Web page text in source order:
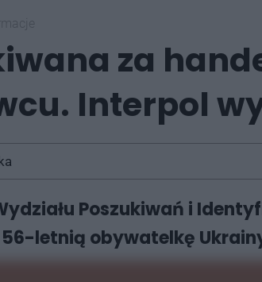
za
Interpol
Poszukiwań i
letnią obywatelkę